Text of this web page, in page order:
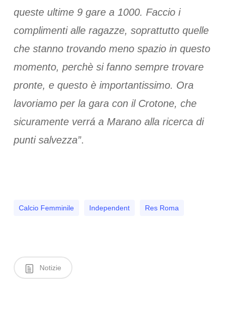
queste ultime 9 gare a 1000. Faccio i
complimenti alle ragazze, soprattutto quelle
che stanno trovando meno spazio in questo
momento, perchè si fanno sempre trovare
pronte, e questo è importantissimo. Ora
lavoriamo per la gara con il Crotone, che
sicuramente verrá a Marano alla ricerca di
punti salvezza”.
Calcio Femminile Independent Res Roma
Notizie